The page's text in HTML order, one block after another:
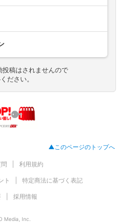
稿はされませんので
ださい。
▲このページのトップへ
利用規約
ト 特定商法に基づく表記
採用情報
Media, Inc.